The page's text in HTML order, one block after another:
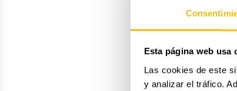
Esta página web usa
Las cookies de este
y analizar el tráfico.